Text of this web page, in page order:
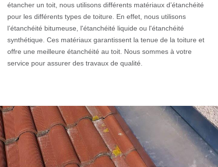
étancher un toit, nous utilisons différents matériaux d’étanchéité
pour les différents types de toiture. En effet, nous utilisons
l’étanchéité bitumeuse, l'étanchéité liquide ou l'étanchéité
synthétique. Ces matériaux garantissent la tenue de la toiture et
offre une meilleure étanchéité au toit. Nous sommes à votre
service pour assurer des travaux de qualité.